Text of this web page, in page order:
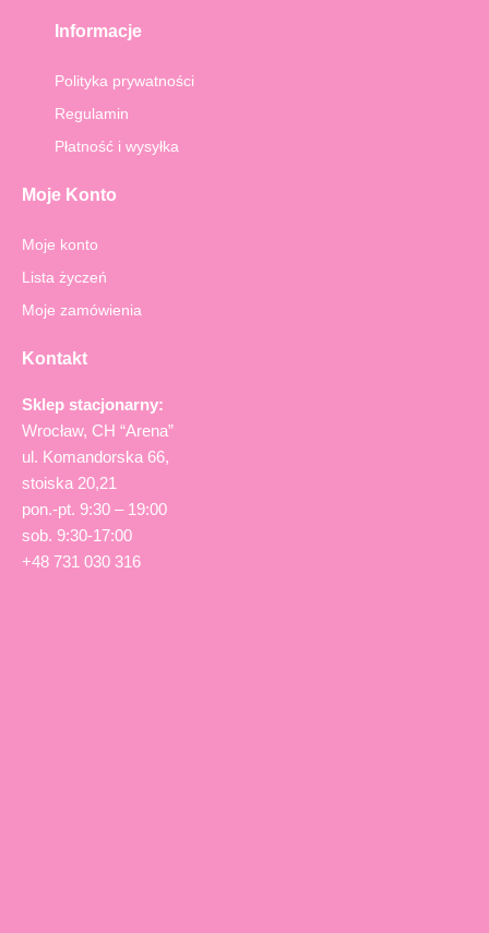
Informacje
Polityka prywatności
Regulamin
Płatność i wysyłka
Moje Konto
Moje konto
Lista życzeń
Moje zamówienia
Kontakt
Sklep stacjonarny:
Wrocław, CH “Arena”
ul. Komandorska 66,
stoiska 20,21
pon.-pt. 9:30 – 19:00
sob. 9:30-17:00
+48 731 030 316